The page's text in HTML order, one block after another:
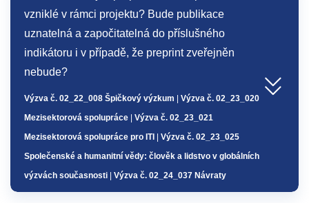
vzniklé v rámci projektu? Bude publikace
uznatelná a započitatelná do příslušného
indikátoru i v případě, že preprint zveřejněn
nebude?
Výzva č. 02_22_008 Špičkový výzkum
Výzva č. 02_23_020
Mezisektorová spolupráce
Výzva č. 02_23_021
Mezisektorová spolupráce pro ITI
Výzva č. 02_23_025
Společenské a humanitní vědy: člověk a lidstvo v globálních
výzvách současnosti
Výzva č. 02_24_037 Návraty